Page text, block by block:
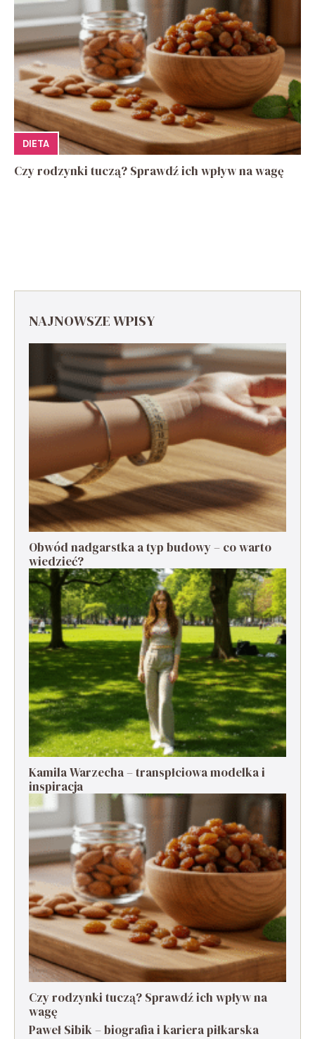
DIETA
Czy rodzynki tuczą? Sprawdź ich wpływ na wagę
NAJNOWSZE WPISY
Obwód nadgarstka a typ budowy – co warto
wiedzieć?
Kamila Warzecha – transpłciowa modelka i
inspiracja
Czy rodzynki tuczą? Sprawdź ich wpływ na
wagę
Paweł Sibik – biografia i kariera piłkarska